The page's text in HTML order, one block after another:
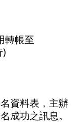
轉帳至
)
資料表，主辦
成功之訊息。